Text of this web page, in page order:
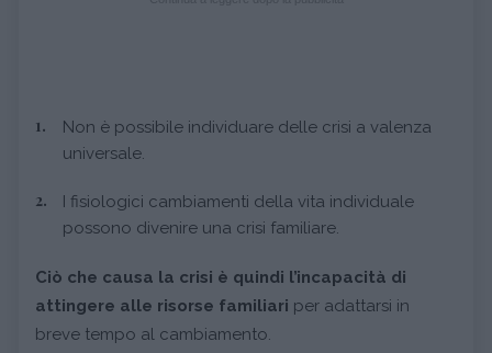
Non è possibile individuare delle crisi a valenza
universale.
I fisiologici cambiamenti della vita individuale
possono divenire una crisi familiare.
Ciò che causa la crisi è quindi l’incapacità di
attingere alle risorse familiari per adattarsi in
breve tempo al cambiamento.